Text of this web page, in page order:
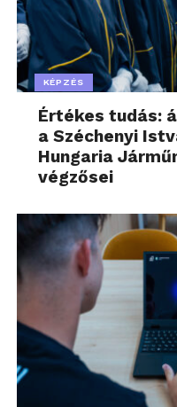
KÉPZÉS
Értékes tudás:
a Széchenyi
Hungaria
végzősei